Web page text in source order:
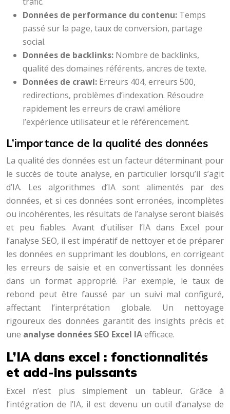
Données de performance du contenu: Temps
passé sur la page, taux de conversion, partage
social.
Données de backlinks: Nombre de backlinks,
qualité des domaines référents, ancres de texte.
Données de crawl: Erreurs 404, erreurs 500,
redirections, problèmes d’indexation. Résoudre
rapidement les erreurs de crawl améliore
l’expérience utilisateur et le référencement.
L’importance de la qualité des données
La qualité des données est un facteur déterminant pour
le succès de toute analyse, en particulier lorsqu’il s’agit
d’IA. Les algorithmes d’IA sont alimentés par des
données, et si ces données sont erronées, incomplètes
ou incohérentes, les résultats de l’analyse seront biaisés
et peu fiables. Avant d’utiliser l’IA dans Excel pour
l’analyse SEO, il est impératif de nettoyer et de préparer
les données en supprimant les doublons, en corrigeant
les erreurs de saisie et en convertissant les données
dans un format approprié. Par exemple, le taux de
rebond peut être faussé par un suivi mal configuré,
affectant l’interprétation globale. Un nettoyage
rigoureux des données garantit des insights précis et
une analyse données SEO Excel IAefficace.
L’IA dans excel : fonctionnalités
et add-ins puissants
Excel n’est plus simplement un tableur. Grâce à
l’intégration de l’IA, il est devenu un outil d’analyse de